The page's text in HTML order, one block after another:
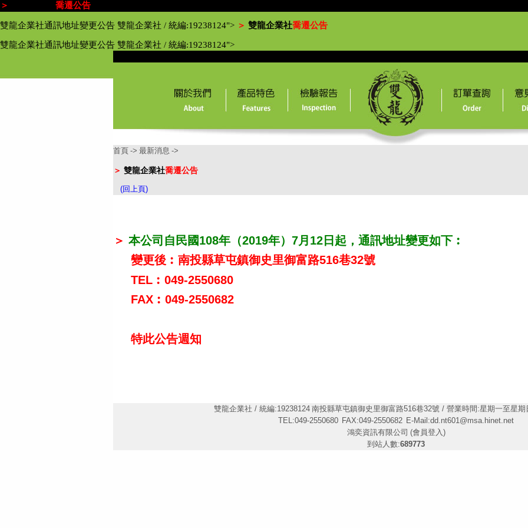
＞ 喬遷公告
雙龍企業社通訊地址變更公告 雙龍企業社 / 統編:19238124"> ＞ 雙龍企業社喬遷公告
雙龍企業社通訊地址變更公告 雙龍企業社 / 統編:19238124">
首頁 -> 最新消息 ->
＞ 雙龍企業社喬遷公告
(回上頁)
＞ 本公司 自民國108年（2019年） 7月 12 日起，通訊地址變更如下︰
變更後︰南投縣草屯鎮御史里御富路516巷32號
TEL ︰ 049-2550680
FAX ︰049-2550682
特此公告週知
雙龍企業社 / 統編:19238124 南投縣草屯鎮御史里御富路516巷32號 / 營業時間:星期一至星期
TEL:049-2550680 FAX:049-2550682 E-Mail:dd.nt601@msa.hinet.net
鴻奕資訊有限公司 (會員登入)
到站人數:689773